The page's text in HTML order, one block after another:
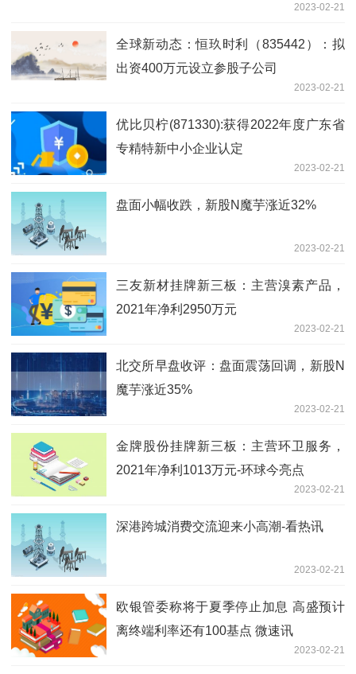
2023-02-21
全球新动态：恒玖时利（835442）：拟
出资400万元设立参股子公司
2023-02-21
优比贝柠(871330):获得2022年度广东省
专精特新中小企业认定
2023-02-21
盘面小幅收跌，新股N魔芋涨近32%
2023-02-21
三友新材挂牌新三板：主营溴素产品，
2021年净利2950万元
2023-02-21
北交所早盘收评：盘面震荡回调，新股N
魔芋涨近35%
2023-02-21
金牌股份挂牌新三板：主营环卫服务，
2021年净利1013万元-环球今亮点
2023-02-21
深港跨城消费交流迎来小高潮-看热讯
2023-02-21
欧银管委称将于夏季停止加息 高盛预计
离终端利率还有100基点 微速讯
2023-02-21